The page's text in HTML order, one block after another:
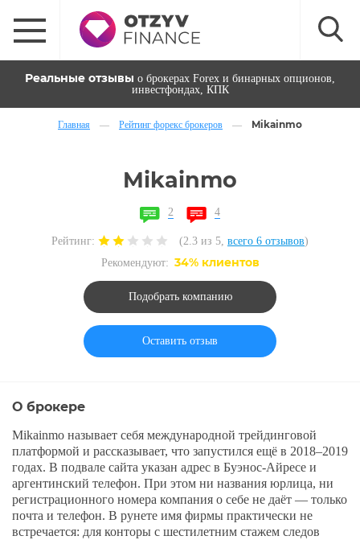
Реальные отзывы о брокерах Forex и бинарных опционов,
инвестфондах, КПК
Главная — Рейтинг форекс брокеров — Mikainmo
Mikainmo
2 4
Рейтинг: (2.3 из 5, всего 6 отзывов)
Рекомендуют: 34% клиентов
Подобрать компанию
Оставить отзыв
О брокере
Mikainmo называет себя международной трейдинговой
платформой и рассказывает, что запустился ещё в 2018–2019
годах. В подвале сайта указан адрес в Буэнос-Айресе и
аргентинский телефон. При этом ни названия юрлица, ни
регистрационного номера компания о себе не даёт — только
почта и телефон. В рунете имя фирмы практически не
встречается: для конторы с шестилетним стажем следов